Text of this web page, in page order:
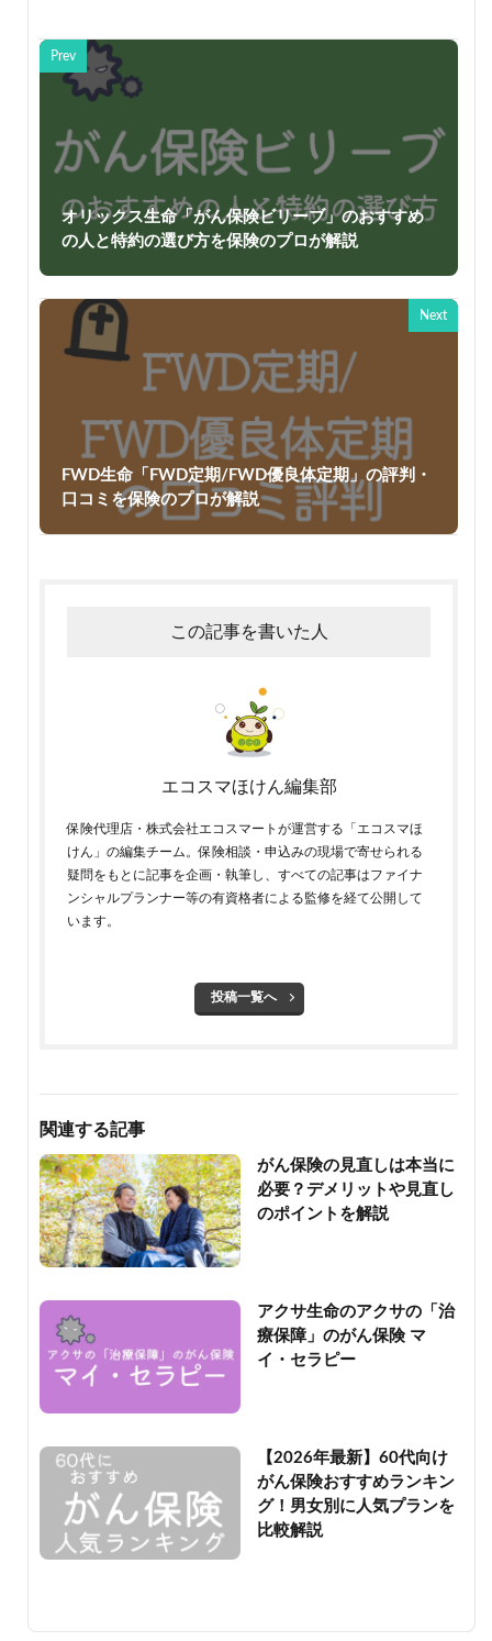
Prev
オリックス生命「がん保険ビリーブ」のおすすめ
の人と特約の選び方を保険のプロが解説
Next
FWD生命「FWD定期/FWD優良体定期」の評判・
口コミを保険のプロが解説
この記事を書いた人
エコスマほけん編集部
保険代理店・株式会社エコスマートが運営する「エコスマほ
けん」の編集チーム。保険相談・申込みの現場で寄せられる
疑問をもとに記事を企画・執筆し、すべての記事はファイナ
ンシャルプランナー等の有資格者による監修を経て公開して
います。
投稿一覧へ
関連する記事
がん保険の見直しは本当に
必要？デメリットや見直し
のポイントを解説
アクサ生命のアクサの「治
療保障」のがん保険 マ
イ・セラピー
【2026年最新】60代向け
がん保険おすすめランキン
グ！男女別に人気プランを
比較解説